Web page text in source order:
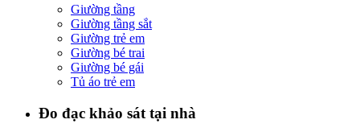
Giường tầng
Giường tầng sắt
Giường trẻ em
Giường bé trai
Giường bé gái
Tủ áo trẻ em
Đo đạc khảo sát tại nhà